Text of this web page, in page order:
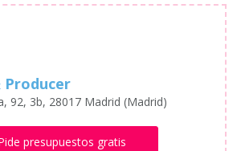
Producer
92, 3b, 28017 Madrid (Madrid)
presupuestos gratis